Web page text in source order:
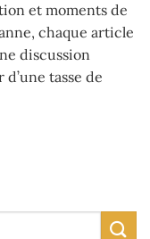
et moments de
chaque article
discussion
tasse de